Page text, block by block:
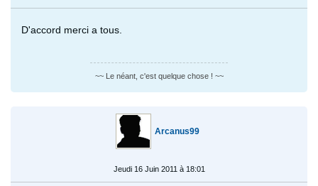
D'accord merci a tous.
~~ Le néant, c'est quelque chose ! ~~
Arcanus99
Jeudi 16 Juin 2011 à 18:01